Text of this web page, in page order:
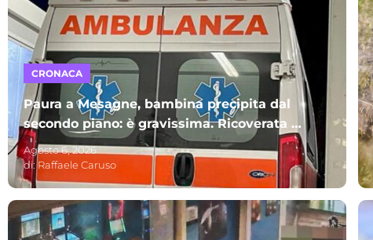
CRONACA
Paura a Mesagne, bambina precipita dal
secondo piano: è gravissima. Ricoverata al
Policlinico di Bari
Agosto 6, 2026
di:Raffaele Caruso